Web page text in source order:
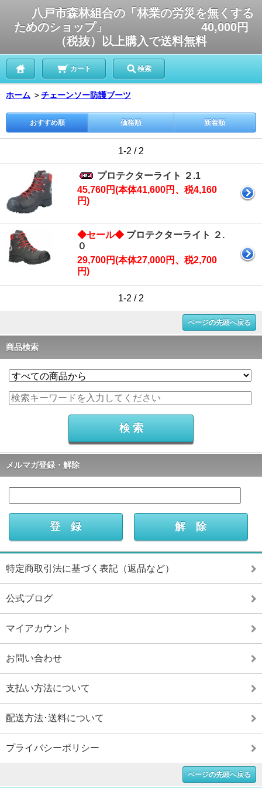
八戸市森林組合の「林業の労災を無くする
ためのショップ」 40,000円
（税抜）以上購入で送料無料
カート 検索
ホーム ＞チェーンソー防護ブーツ
おすすめ順 価格順 新着順
1-2 / 2
プロテクターライト ２.1
45,760円(本体41,600円、税4,160
円)
◆セール◆ プロテクターライト ２.
０
29,700円(本体27,000円、税2,700
円)
1-2 / 2
ページの先頭へ戻る
商品検索
メルマガ登録・解除
特定商取引法に基づく表記（返品など）
公式ブログ
マイアカウント
お問い合わせ
支払い方法について
配送方法･送料について
プライバシーポリシー
ページの先頭へ戻る